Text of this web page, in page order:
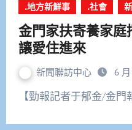
.地方新鮮事 .社會
金門家扶寄養家庭
讓愛住進來
新聞聯訪中心 6
【勁報記者于郁金/金